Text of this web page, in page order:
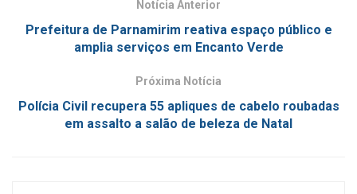
Notícia Anterior
Prefeitura de Parnamirim reativa espaço público e
amplia serviços em Encanto Verde
Próxima Notícia
Polícia Civil recupera 55 apliques de cabelo roubadas
em assalto a salão de beleza de Natal